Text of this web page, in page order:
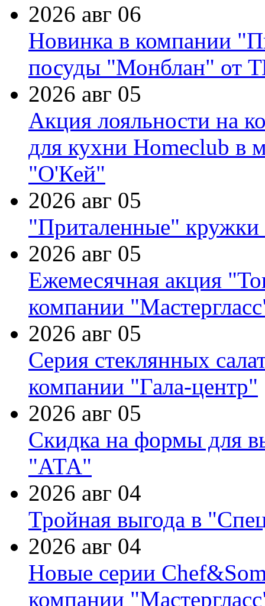
2026 авг 06
Новинка в компании
посуды "Монблан" от
2026 авг 05
Акция лояльности на
для кухни Homeclub в
"О'Кей"
2026 авг 05
"Приталенные" кружки
2026 авг 05
Ежемесячная акция
компании
2026 авг 05
Серия стеклянных
компании "Гала-центр"
2026 авг 05
Скидка на формы для
"АТА"
2026 авг 04
Тройная выгода в
2026 авг 04
Новые серии
компании